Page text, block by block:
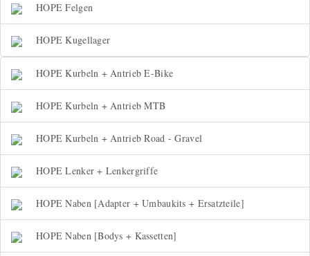
HOPE Felgen
HOPE Kugellager
HOPE Kurbeln + Antrieb E-Bike
HOPE Kurbeln + Antrieb MTB
HOPE Kurbeln + Antrieb Road - Gravel
HOPE Lenker + Lenkergriffe
HOPE Naben [Adapter + Umbaukits + Ersatzteile]
HOPE Naben [Bodys + Kassetten]